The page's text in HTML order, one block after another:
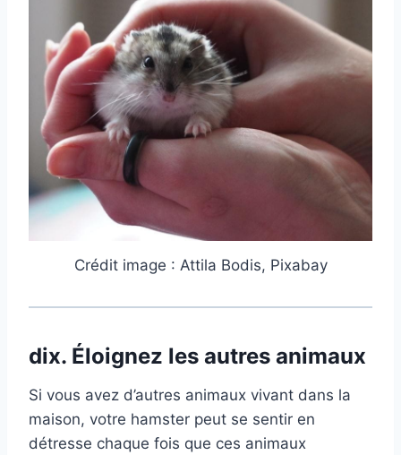
Crédit image : Attila Bodis, Pixabay
dix. Éloignez les autres animaux
Si vous avez d’autres animaux vivant dans la
maison, votre hamster peut se sentir en
détresse chaque fois que ces animaux